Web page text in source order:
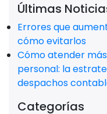
Últimas
Errores que
cómo evitarlos
Cómo atender
personal: la
despachos
Categorías